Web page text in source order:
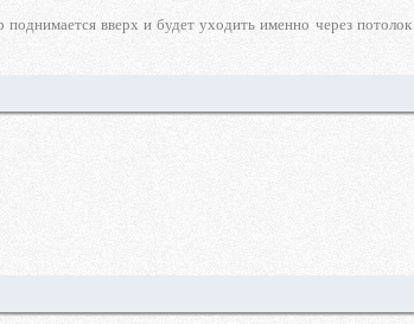
поднимается вверх и будет уходить именно через